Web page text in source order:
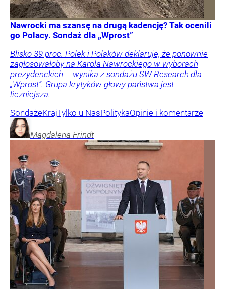
Nawrocki ma szansę na drugą kadencję? Tak ocenili
go Polacy. Sondaż dla „Wprost”
Blisko 39 proc. Polek i Polaków deklaruje, że ponownie
zagłosowałoby na Karola Nawrockiego w wyborach
prezydenckich – wynika z sondażu SW Research dla
„Wprost”. Grupa krytyków głowy państwa jest
liczniejsza.
SondażeKrajTylko u NasPolitykaOpinie i komentarze
Magdalena Frindt